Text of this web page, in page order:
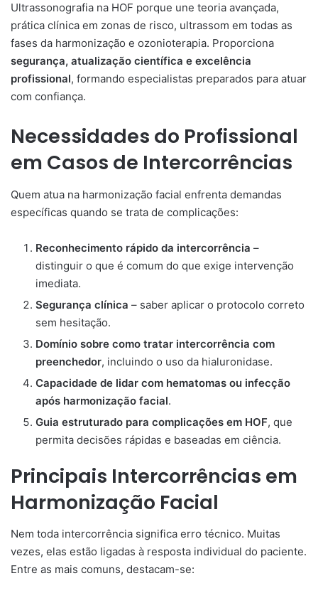
Ultrassonografia na HOF porque une teoria avançada,
prática clínica em zonas de risco, ultrassom em todas as
fases da harmonização e ozonioterapia. Proporciona
segurança, atualização científica e excelência
profissional, formando especialistas preparados para atuar
com confiança.
Necessidades do Profissional
em Casos de Intercorrências
Quem atua na harmonização facial enfrenta demandas
específicas quando se trata de complicações:
Reconhecimento rápido da intercorrência –
distinguir o que é comum do que exige intervenção
imediata.
Segurança clínica – saber aplicar o protocolo correto
sem hesitação.
Domínio sobre como tratar intercorrência com
preenchedor, incluindo o uso da hialuronidase.
Capacidade de lidar com hematomas ou infecção
após harmonização facial.
Guia estruturado para complicações em HOF, que
permita decisões rápidas e baseadas em ciência.
Principais Intercorrências em
Harmonização Facial
Nem toda intercorrência significa erro técnico. Muitas
vezes, elas estão ligadas à resposta individual do paciente.
Entre as mais comuns, destacam-se: